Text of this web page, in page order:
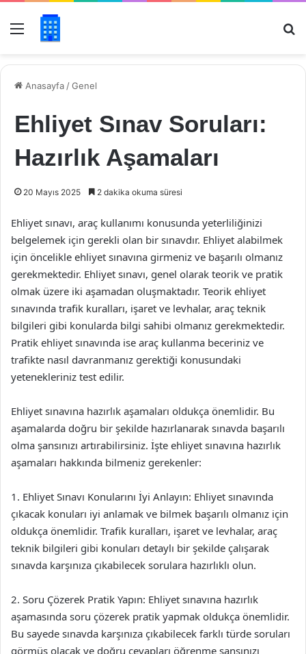
Menü
Anasayfa /Genel
Ehliyet Sınav Soruları:
Hazırlık Aşamaları
20 Mayıs 2025 2 dakika okuma süresi
Ehliyet sınavı, araç kullanımı konusunda yeterliliğinizi
belgelemek için gerekli olan bir sınavdır. Ehliyet alabilmek
için öncelikle ehliyet sınavına girmeniz ve başarılı olmanız
gerekmektedir. Ehliyet sınavı, genel olarak teorik ve pratik
olmak üzere iki aşamadan oluşmaktadır. Teorik ehliyet
sınavında trafik kuralları, işaret ve levhalar, araç teknik
bilgileri gibi konularda bilgi sahibi olmanız gerekmektedir.
Pratik ehliyet sınavında ise araç kullanma beceriniz ve
trafikte nasıl davranmanız gerektiği konusundaki
yetenekleriniz test edilir.
Ehliyet sınavına hazırlık aşamaları oldukça önemlidir. Bu
aşamalarda doğru bir şekilde hazırlanarak sınavda başarılı
olma şansınızı artırabilirsiniz. İşte ehliyet sınavına hazırlık
aşamaları hakkında bilmeniz gerekenler:
1. Ehliyet Sınavı Konularını İyi Anlayın: Ehliyet sınavında
çıkacak konuları iyi anlamak ve bilmek başarılı olmanız için
oldukça önemlidir. Trafik kuralları, işaret ve levhalar, araç
teknik bilgileri gibi konuları detaylı bir şekilde çalışarak
sınavda karşınıza çıkabilecek sorulara hazırlıklı olun.
2. Soru Çözerek Pratik Yapın: Ehliyet sınavına hazırlık
aşamasında soru çözerek pratik yapmak oldukça önemlidir.
Bu sayede sınavda karşınıza çıkabilecek farklı türde soruları
görmüş olacak ve doğru cevapları öğrenme şansınızı